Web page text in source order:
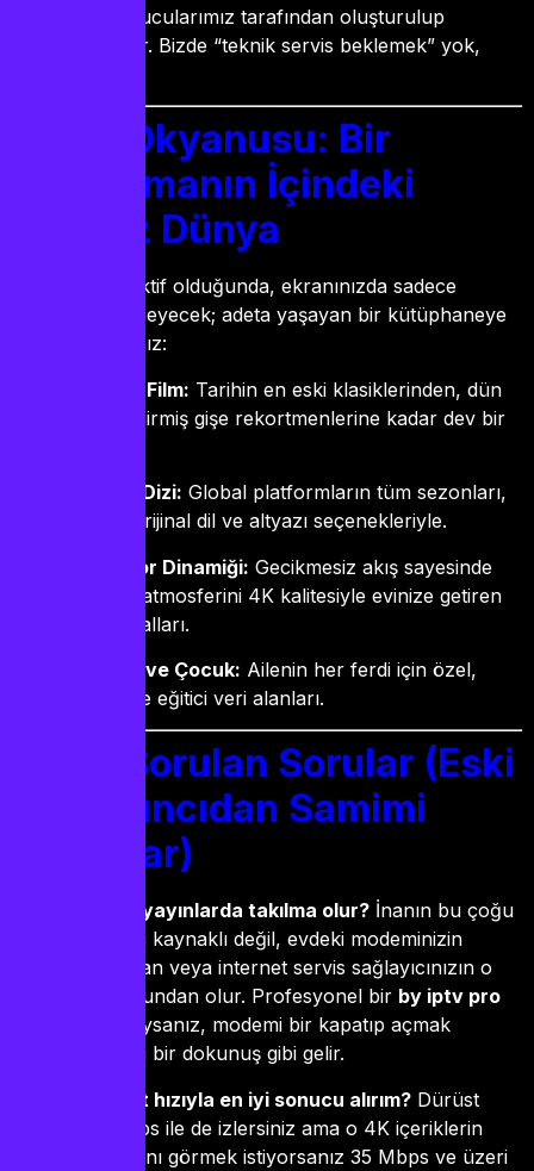
bilgileriniz sunucularımız tarafından oluşturulup
tarafınıza iletilir. Bizde “teknik servis beklemek” yok,
İçerik Okyanusu: Bir
Uygulamanın İçindeki
Sonsuz Dünya
Aboneliğiniz aktif olduğunda, ekranınızda sadece
kanallar belirmeyecek; adeta yaşayan bir kütüphaneye
adım atacaksınız:
70.000+ Film: Tarihin en eski klasiklerinden, dün
vizyona girmiş gişe rekortmenlerine kadar dev bir
10.000+ Dizi: Global platformların tüm sezonları,
hem de orijinal dil ve altyazı seçenekleriyle.
Canlı Spor Dinamiği: Gecikmesiz akış sayesinde
stadyum atmosferini 4K kalitesiyle evinize getiren
spor kanalları.
Belgesel ve Çocuk: Ailenin her ferdi için özel,
güvenli ve eğitici veri alanları.
Sıkça Sorulan Sorular (Eski
Bir Yayıncıdan Samimi
Cevaplar)
Neden bazen yayınlarda takılma olur? İnanın bu çoğu
zaman sunucu kaynaklı değil, evdeki modeminizin
yorgunluğundan veya internet servis sağlayıcınızın o
anki yoğunluğundan olur. Profesyonel bir by iptv pro
kullanıcısıysanız, modemi bir kapatıp açmak
genellikle sihirli bir dokunuş gibi gelir.
Hangi internet hızıyla en iyi sonucu alırım? Dürüst
olayım: 16 Mbps ile de izlersiniz ama o 4K içeriklerin
gerçek parıltısını görmek istiyorsanız 35 Mbps ve üzeri